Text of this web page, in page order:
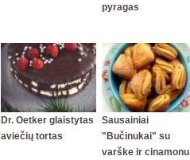
pyragas
Dr. Oetker glaistytas
aviečių tortas
Sausainiai
"Bučinukai" su
varške ir cinamonu